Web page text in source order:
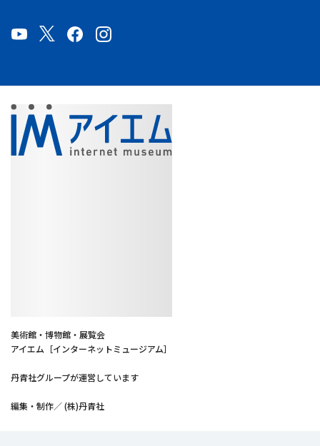
美術館・博物館・展覧会
アイエム［インターネットミュージアム］
丹青社グループが運営しています
編集・制作／ (株)丹青社